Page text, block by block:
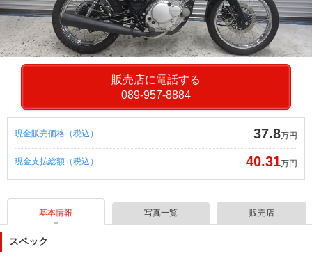
販売店に電話する
089-957-8884
現金販売価格（税込） 37.8万円
現金支払総額（税込） 40.31万円
基本情報 写真一覧 販売店
スペック